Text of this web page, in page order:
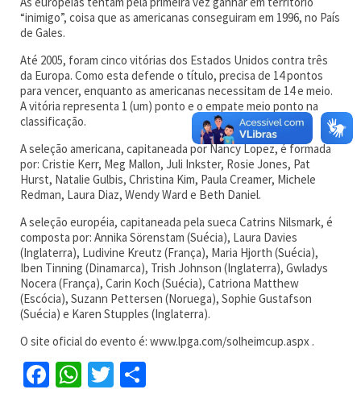
“inimigo”, coisa que as americanas conseguiram em 1996, no País
de Gales.
Até 2005, foram cinco vitórias dos Estados Unidos contra três
da Europa. Como esta defende o título, precisa de 14 pontos
para vencer, enquanto as americanas necessitam de 14 e meio.
A vitória representa 1 (um) ponto e o empate meio ponto na
classificação.
A seleção americana, capitaneada por Nancy Lopez, é formada
por: Cristie Kerr, Meg Mallon, Juli Inkster, Rosie Jones, Pat
Hurst, Natalie Gulbis, Christina Kim, Paula Creamer, Michele
Redman, Laura Diaz, Wendy Ward e Beth Daniel.
A seleção européia, capitaneada pela sueca Catrins Nilsmark, é
composta por: Annika Sörenstam (Suécia), Laura Davies
(Inglaterra), Ludivine Kreutz (França), Maria Hjorth (Suécia),
Iben Tinning (Dinamarca), Trish Johnson (Inglaterra), Gwladys
Nocera (França), Carin Koch (Suécia), Catriona Matthew
(Escócia), Suzann Pettersen (Noruega), Sophie Gustafson
(Suécia) e Karen Stupples (Inglaterra).
O site oficial do evento é: www.lpga.com/solheimcup.aspx .
Facebook
WhatsApp
Twitter